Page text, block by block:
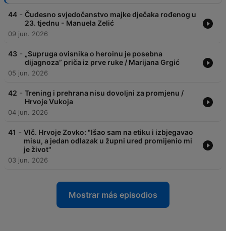
44 - Čudesno svjedočanstvo majke dječaka rođenog u
23. tjednu - Manuela Zelić
09 jun. 2026
43 - „Supruga ovisnika o heroinu je posebna
dijagnoza” priča iz prve ruke / Marijana Grgić
05 jun. 2026
42 - Trening i prehrana nisu dovoljni za promjenu /
Hrvoje Vukoja
04 jun. 2026
41 - Vlč. Hrvoje Zovko: "Išao sam na etiku i izbjegavao
misu, a jedan odlazak u župni ured promijenio mi
je život"
03 jun. 2026
Mostrar más episodios